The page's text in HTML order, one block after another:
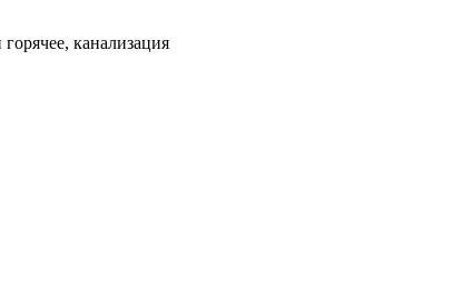
канализация